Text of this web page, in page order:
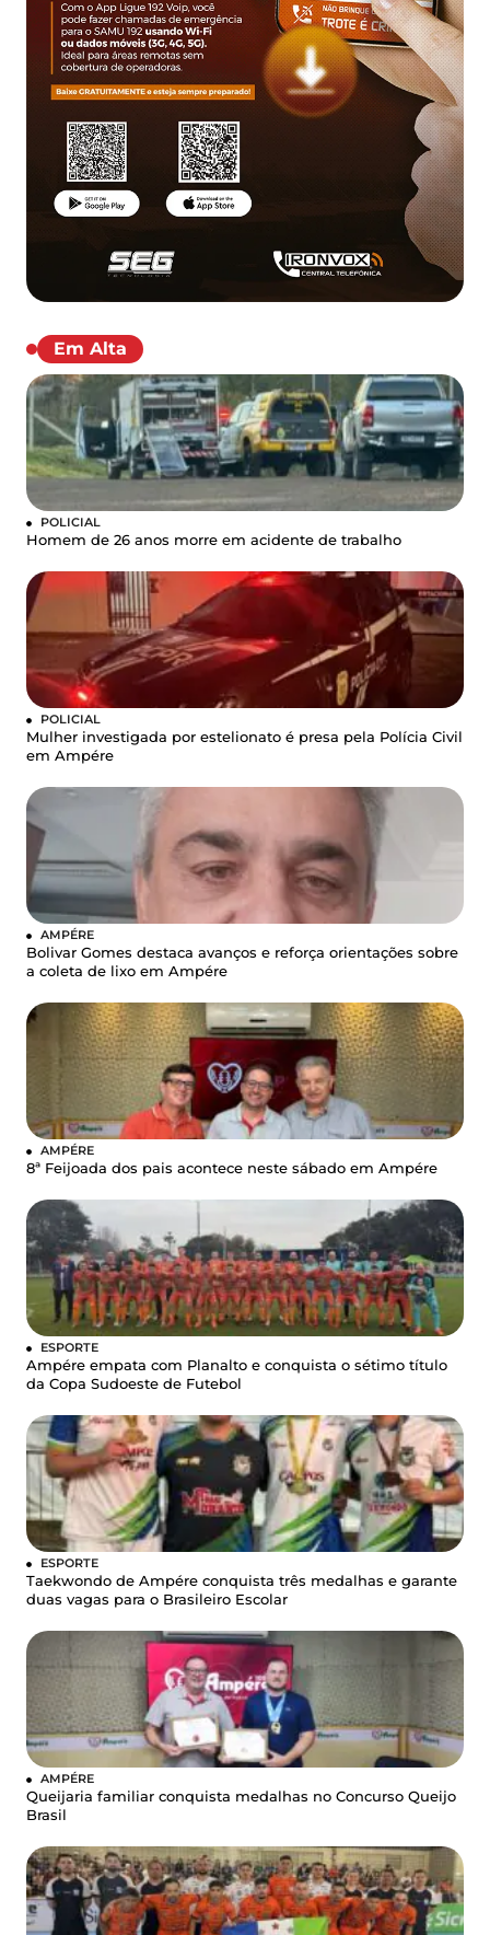
Em Alta
POLICIAL
Homem de 26 anos morre em acidente de trabalho
POLICIAL
Mulher investigada por estelionato é presa pela Polícia Civil
em Ampére
AMPÉRE
Bolivar Gomes destaca avanços e reforça orientações sobre
a coleta de lixo em Ampére
AMPÉRE
8ª Feijoada dos pais acontece neste sábado em Ampére
ESPORTE
Ampére empata com Planalto e conquista o sétimo título
da Copa Sudoeste de Futebol
ESPORTE
Taekwondo de Ampére conquista três medalhas e garante
duas vagas para o Brasileiro Escolar
AMPÉRE
Queijaria familiar conquista medalhas no Concurso Queijo
Brasil